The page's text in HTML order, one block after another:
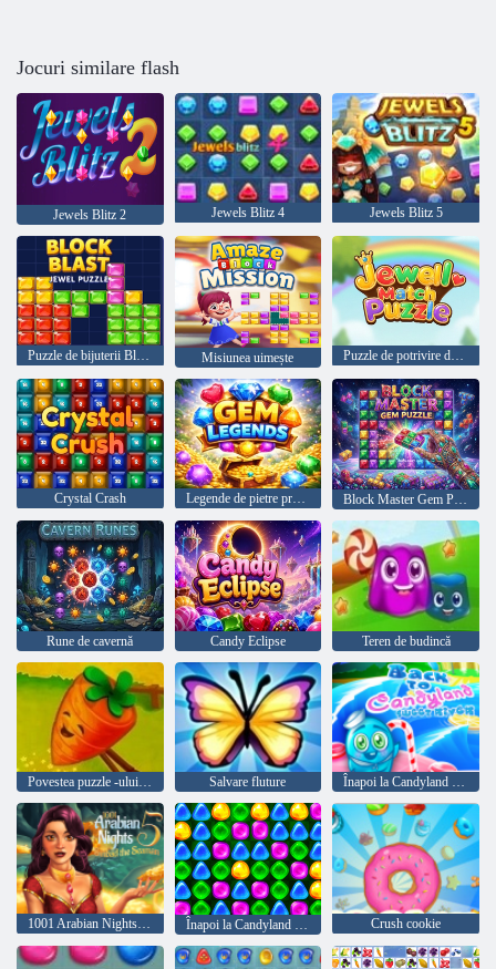
Jocuri similare flash
Jewels Blitz 2 Jewels Blitz 4 Jewels Blitz 5
Puzzle de bijuterii Block Blast Misiunea uimește Puzzle de potrivire de bijuterii
Crystal Crash Legende de pietre prețioase Block Master Gem Puzzle
Rune de cavernă Candy Eclipse Teren de budincă
Povestea puzzle -ului fermei Salvare fluture Înapoi la Candyland Sweet River
1001 Arabian Nights 5: Sinbad the Seaman Înapoi la Candyland 4: Grădina Lollipop Crush cookie